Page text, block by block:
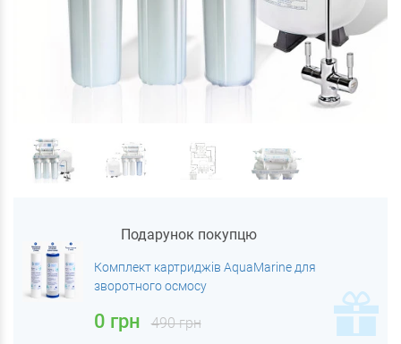
Подарунок покупцю
Комплект картриджів AquaMarine для
зворотного осмосу
0 грн 490 грн